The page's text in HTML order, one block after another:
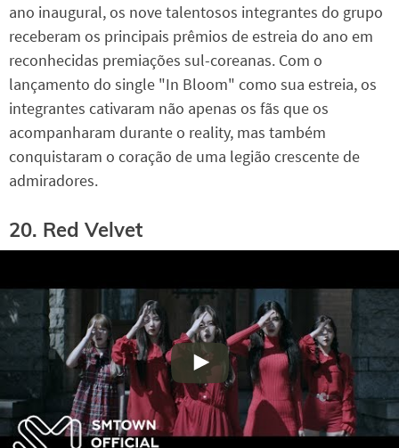
ano inaugural, os nove talentosos integrantes do grupo
receberam os principais prêmios de estreia do ano em
reconhecidas premiações sul-coreanas. Com o
lançamento do single "In Bloom" como sua estreia, os
integrantes cativaram não apenas os fãs que os
acompanharam durante o reality, mas também
conquistaram o coração de uma legião crescente de
admiradores.
20. Red Velvet